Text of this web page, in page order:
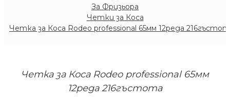
За Фризьора
Четки за Коса
Четка за Коса Rodeo professional 65мм 12реда
Четка за Коса Rodeo professional 65мм
12реда 216гъстота